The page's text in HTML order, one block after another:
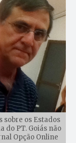
sobre os Estados
do PT. Goiás não
Opção Online